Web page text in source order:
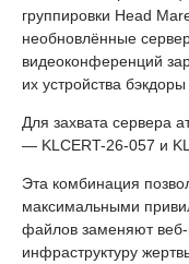
группировки Head
необновлённые
видеоконференций
их устройства
Для захвата сервера
— KLCERT-26-057 и
Эта комбинация
максимальными
файлов заменяют
инфраструктуру